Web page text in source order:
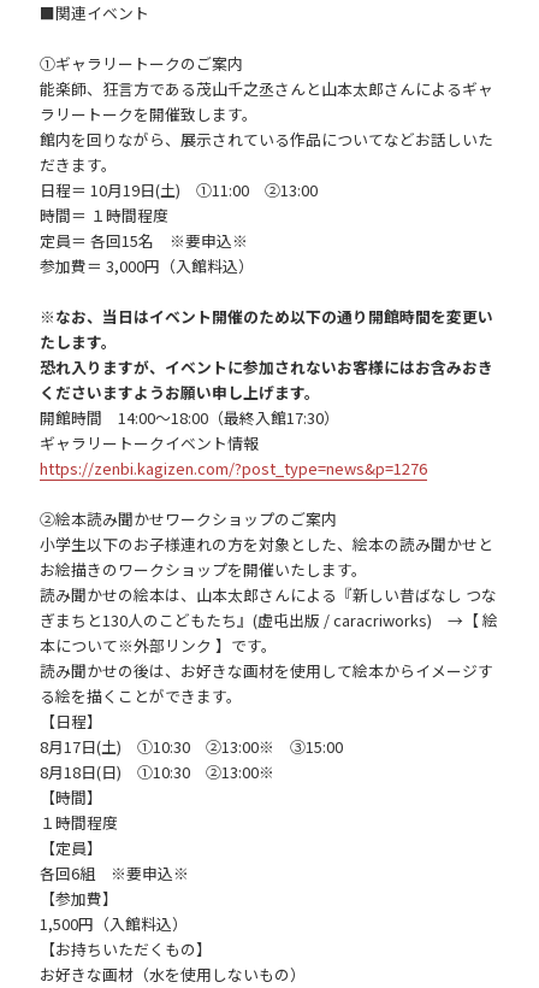
■関連イベント
①ギャラリートークのご案内
能楽師、狂言方である茂山千之丞さんと山本太郎さんによるギャ
ラリートークを開催致します。
館内を回りながら、展示されている作品についてなどお話しいた
だきます。
日程＝ 10月19日(土) ①11:00 ②13:00
時間＝ １時間程度
定員＝ 各回15名 ※要申込※
参加費＝ 3,000円（入館料込）
※なお、当日はイベント開催のため以下の通り開館時間を変更い
たします。
恐れ入りますが、イベントに参加されないお客様にはお含みおき
くださいますようお願い申し上げます。
開館時間 14:00～18:00（最終入館17:30）
ギャラリートークイベント情報
https://zenbi.kagizen.com/?post_type=news&p=1276
②絵本読み聞かせワークショップのご案内
小学生以下のお子様連れの方を対象とした、絵本の読み聞かせと
お絵描きのワークショップを開催いたします。
読み聞かせの絵本は、山本太郎さんによる『新しい昔ばなし つな
ぎまちと130人のこどもたち』(虚屯出版 / caracriworks) →【 絵
本について※外部リンク 】です。
読み聞かせの後は、お好きな画材を使用して絵本からイメージす
る絵を描くことができます。
【日程】
8月17日(土) ①10:30 ②13:00※ ③15:00
8月18日(日) ①10:30 ②13:00※
【時間】
１時間程度
【定員】
各回6組 ※要申込※
【参加費】
1,500円（入館料込）
【お持ちいただくもの】
お好きな画材（水を使用しないもの）